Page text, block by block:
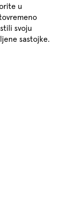
u
svoju
sastojke.